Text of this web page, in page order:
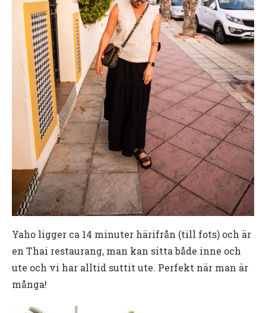
Yaho ligger ca 14 minuter härifrån (till fots) och är
en Thai restaurang, man kan sitta både inne och
ute och vi har alltid suttit ute. Perfekt när man är
många!